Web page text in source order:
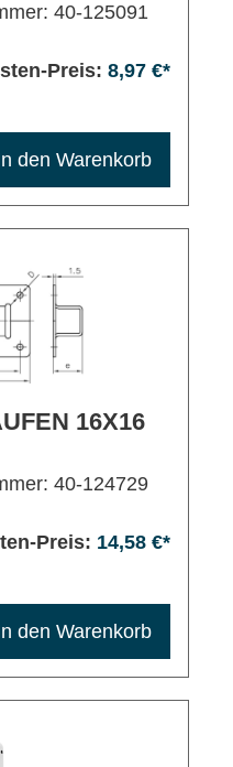
40-125091
Preis: 8,97 €*
den Warenkorb
16X16
40-124729
Preis: 14,58 €*
den Warenkorb